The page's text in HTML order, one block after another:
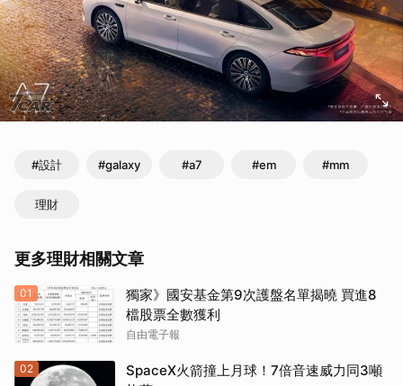
#設計 #galaxy #a7 #em #mm
理財
更多理財相關文章
01
獨家》國安基金第9次護盤名單揭曉 買進8
檔股票全數獲利
自由電子報
02
SpaceX火箭撞上月球！7倍音速威力同3噸